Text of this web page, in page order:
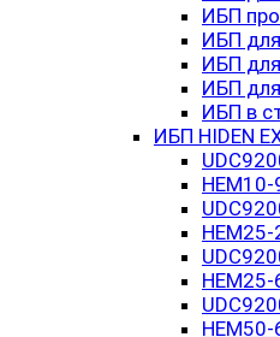
ИБП
ИБП
ИБП
ИБП
ИБП в
ИБП HIDEN